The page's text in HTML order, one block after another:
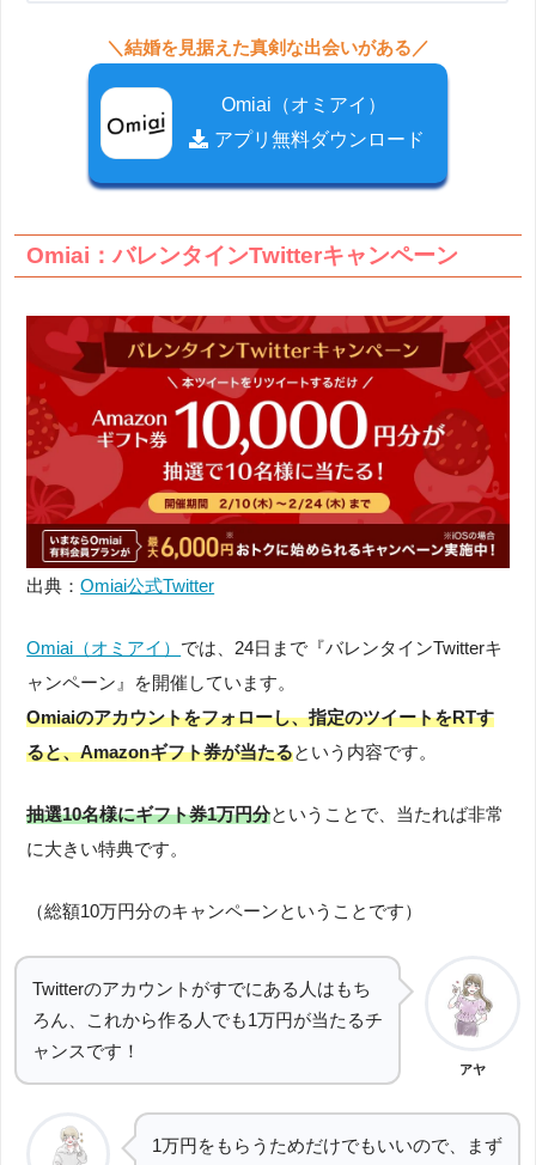
＼結婚を見据えた真剣な出会いがある／
Omiai（オミアイ）
アプリ無料ダウンロード
Omiai：バレンタインTwitterキャンペーン
出典：Omiai公式Twitter
Omiai（オミアイ） では、24日まで『バレンタインTwitterキ
ャンペーン』を開催しています。
Omiaiのアカウントをフォローし、指定のツイートをRTす
ると、Amazonギフト券が当たるという内容です。
抽選10名様にギフト券1万円分ということで、当たれば非常
に大きい特典です。
（総額10万円分のキャンペーンということです）
Twitterのアカウントがすでにある人はもち
ろん、これから作る人でも1万円が当たるチ
ャンスです！
アヤ
1万円をもらうためだけでもいいので、まず